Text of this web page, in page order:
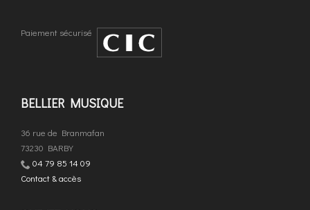
Paiement sécurisé
BELLIER MUSIQUE
36 rue de Branmafan
73230 BARBY
04 79 85 14 09
Contact & accès